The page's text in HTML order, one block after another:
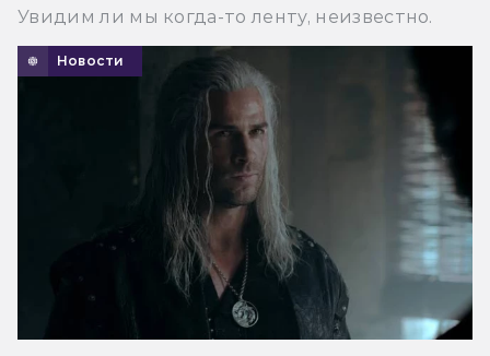
Увидим ли мы когда-то ленту, неизвестно.
Новости